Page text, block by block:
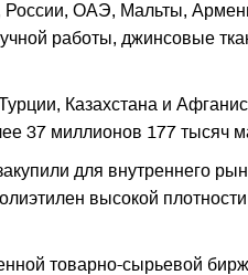
России, ОАЭ, Мальты,
работы, джинсовые
Казахстана и
37 миллионов 177 тысяч
для внутреннего
высокой
товарно-сырьевой